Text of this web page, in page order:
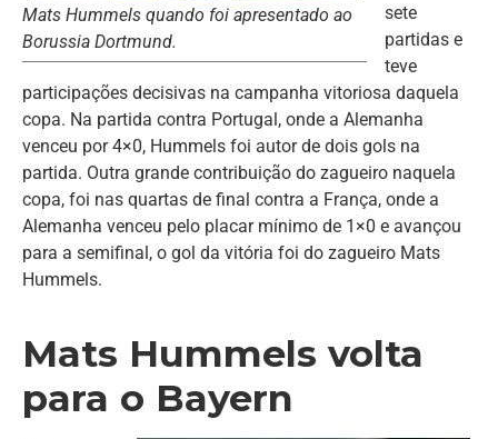
Mats Hummels quando foi apresentado ao
Borussia Dortmund.
sete
partidas e
teve
participações decisivas na campanha vitoriosa daquela
copa. Na partida contra Portugal, onde a Alemanha
venceu por 4×0, Hummels foi autor de dois gols na
partida. Outra grande contribuição do zagueiro naquela
copa, foi nas quartas de final contra a França, onde a
Alemanha venceu pelo placar mínimo de 1×0 e avançou
para a semifinal, o gol da vitória foi do zagueiro Mats
Hummels.
Mats Hummels volta
para o Bayern